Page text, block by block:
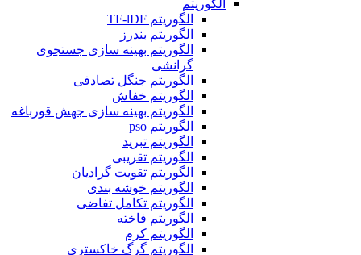
الگوریتم
الگوریتم TF-lDF
الگوریتم بندرز
الگوریتم بهینه سازی جستجوی
گرانشی
الگوریتم جنگل تصادفی
الگوریتم خفاش
الگوریتم بهینه سازی جهش قورباغه
الگوریتم pso
الگوریتم تبرید
الگوریتم تقریبی
الگوریتم تقویت گرادیان
الگوریتم خوشه بندی
الگوریتم تکامل تفاضی
الگوریتم فاخته
الگوریتم کرم
الگوریتم گرگ خاکستری